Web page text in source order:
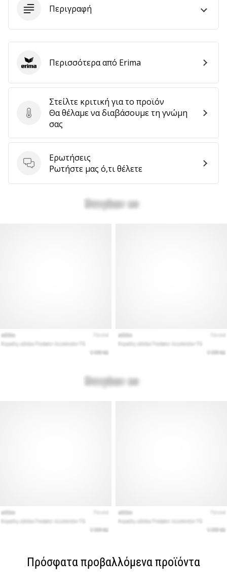
Περιγραφή
Στείλτε κριτική για το προϊόν
Στείλτε κριτική για το προϊόν
Θα θέλαμε να διαβάσουμε τη γνώμη
σας
Ερωτήσεις
Ερωτήσεις
Ρωτήστε μας ό,τι θέλετε
ErimaΠερισσότερα από Erima
Πρόσφατα προβαλλόμενα προϊόντα